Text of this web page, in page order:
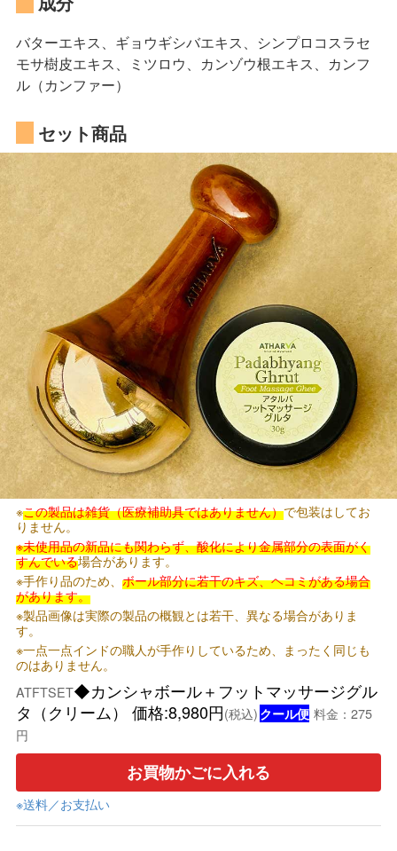
バターエキス、ギョウギシバエキス、シンプロコスラセ
モサ樹皮エキス、ミツロウ、カンゾウ根エキス、カンフ
ル（カンファー）
セット商品
※この製品は雑貨（医療補助具ではありません）で包装はしてお
りません。
※未使用品の新品にも関わらず、酸化により金属部分の表面がく
すんでいる場合があります。
※手作り品のため、 ボール部分に若干のキズ、ヘコミがある場合
があります。
※製品画像は実際の製品の概観とは若干、異なる場合がありま
す。
※一点一点インドの職人が手作りしているため、まったく同じも
のはありません。
ATFTSET◆カンシャボール＋フットマッサージグル
タ（クリーム） 価格:8,980円(税込) クール便 料金：275
円
お買物かごに入れる
※送料／お支払い